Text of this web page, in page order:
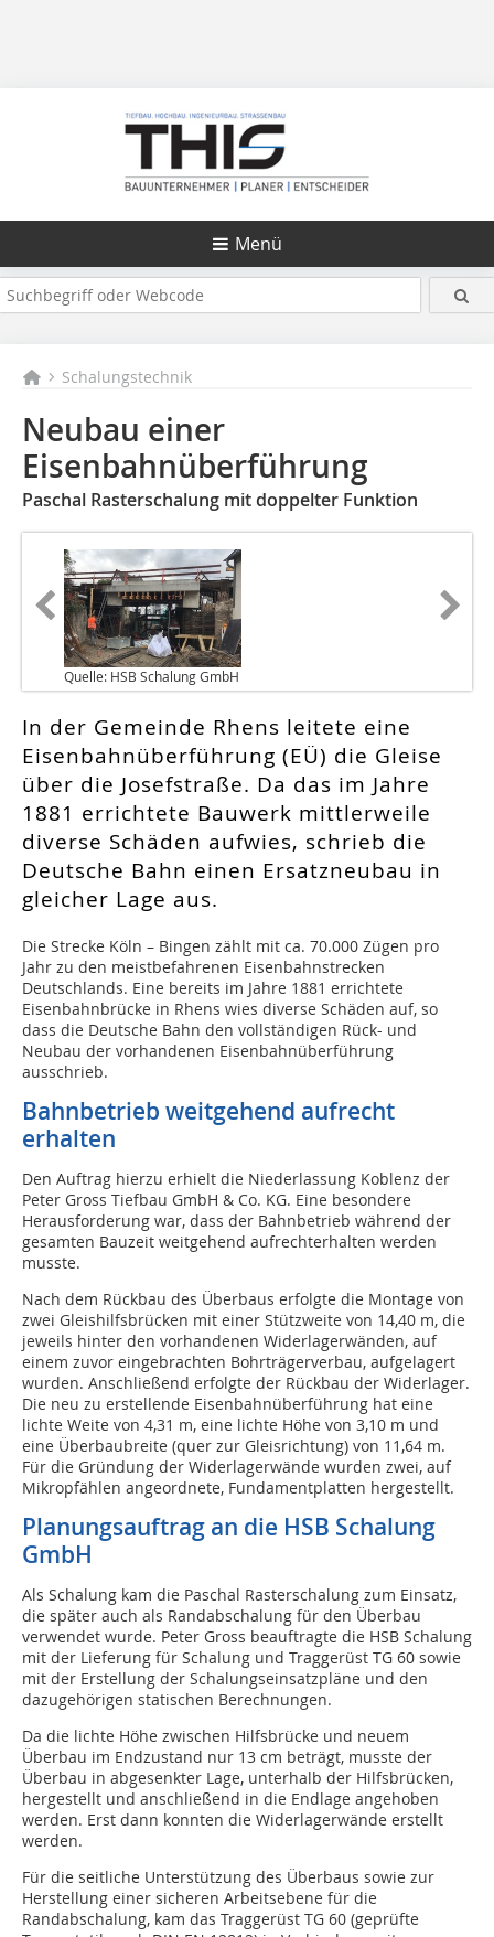
Menü
Schalungstechnik
Neubau einer
Eisenbahnüberführung
Paschal Rasterschalung mit doppelter Funktion
Quelle: HSB Schalung GmbH
In der Gemeinde Rhens leitete eine
Eisenbahnüberführung (EÜ) die Gleise
über die Josefstraße. Da das im Jahre
1881 errichtete Bauwerk mittlerweile
diverse Schäden aufwies, schrieb die
Deutsche Bahn einen Ersatzneubau in
gleicher Lage aus.
Die Strecke Köln – Bingen zählt mit ca. 70.000 Zügen pro
Jahr zu den meistbefahrenen Eisenbahnstrecken
Deutschlands. Eine bereits im Jahre 1881 errichtete
Eisenbahnbrücke in Rhens wies diverse Schäden auf, so
dass die Deutsche Bahn den vollständigen Rück- und
Neubau der vorhandenen Eisenbahnüberführung
ausschrieb.
Bahnbetrieb weitgehend aufrecht
erhalten
Den Auftrag hierzu erhielt die Niederlassung Koblenz der
Peter Gross Tiefbau GmbH & Co. KG. Eine besondere
Herausforderung war, dass der Bahnbetrieb während der
gesamten Bauzeit weitgehend aufrechterhalten werden
musste.
Nach dem Rückbau des Überbaus erfolgte die Montage von
zwei Gleishilfsbrücken mit einer Stützweite von 14,40 m, die
jeweils hinter den vorhandenen Widerlagerwänden, auf
einem zuvor eingebrachten Bohrträgerverbau, aufgelagert
wurden. Anschließend erfolgte der Rückbau der Widerlager.
Die neu zu erstellende Eisenbahnüberführung hat eine
lichte Weite von 4,31 m, eine lichte Höhe von 3,10 m und
eine Überbaubreite (quer zur Gleisrichtung) von 11,64 m.
Für die Gründung der Widerlagerwände wurden zwei, auf
Mikropfählen angeordnete, Fundamentplatten hergestellt.
Planungsauftrag an die HSB Schalung
GmbH
Als Schalung kam die Paschal Rasterschalung zum Einsatz,
die später auch als Randabschalung für den Überbau
verwendet wurde. Peter Gross beauftragte die HSB Schalung
mit der Lieferung für Schalung und Traggerüst TG 60 sowie
mit der Erstellung der Schalungseinsatzpläne und den
dazugehörigen statischen Berechnungen.
Da die lichte Höhe zwischen Hilfsbrücke und neuem
Überbau im Endzustand nur 13 cm beträgt, musste der
Überbau in abgesenkter Lage, unterhalb der Hilfsbrücken,
hergestellt und anschließend in die Endlage angehoben
werden. Erst dann konnten die Widerlagerwände erstellt
werden.
Für die seitliche Unterstützung des Überbaus sowie zur
Herstellung einer sicheren Arbeitsebene für die
Randabschalung, kam das Traggerüst TG 60 (geprüfte